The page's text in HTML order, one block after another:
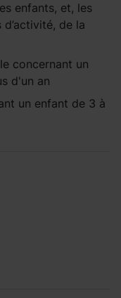
enfants, et, les
de la
concernant un
d'un an
un enfant de 3 à